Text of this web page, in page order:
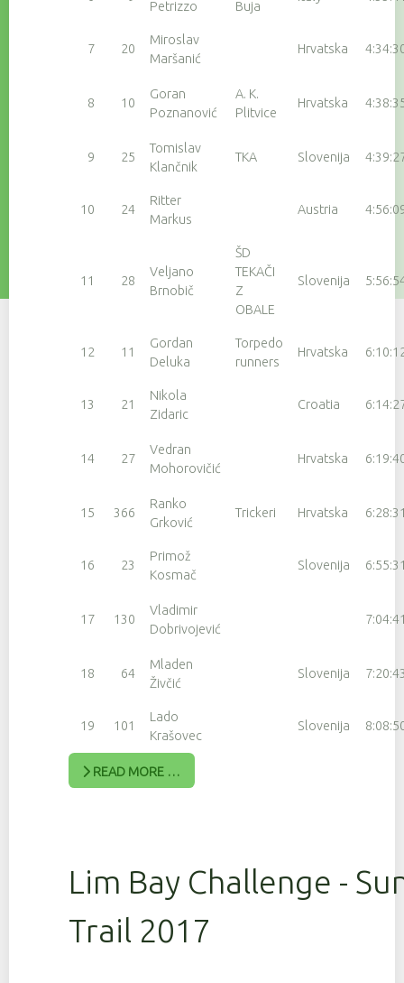
Petrizzo Buja
7 20
Miroslav
Maršanić
Hrvatska
8 10
Goran
Poznanović
A. K.
Plitvice
Hrvatska
9 25
Tomislav
Klančnik
TKA Slovenija
10 24
Ritter
Markus
Austria
11 28
Veljano
Brnobič
ŠD
TEKAČI
Z
OBALE
Slovenija
12 11
Gordan
Deluka
Torpedo
runners
Hrvatska
13 21
Nikola
Zidaric
Croatia
14 27
Vedran
Mohorovičić
Hrvatska
15 366
Ranko
Grković
Trickeri Hrvatska
16 23
Primož
Kosmač
Slovenija
17 130
Vladimir
Dobrivojević
18 64
Mladen
Živčić
Slovenija
19 101
Lado
Krašovec
Slovenija
READ MORE …
Lim Bay Challenge -
Trail 2017